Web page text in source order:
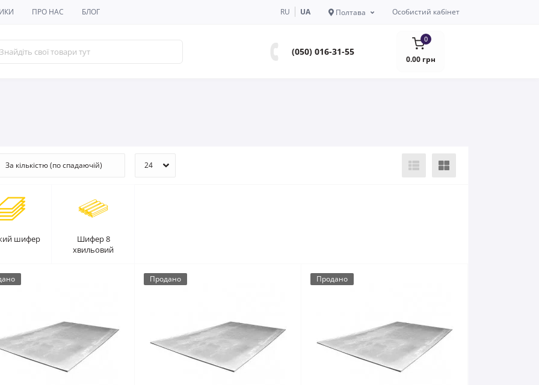
ПРО НАС БЛОГ RU UA Полтава Особистий кабінет
(050) 016-31-55
0
0.00 грн
шифер
Шифер 8
хвильовий
Продано Продано